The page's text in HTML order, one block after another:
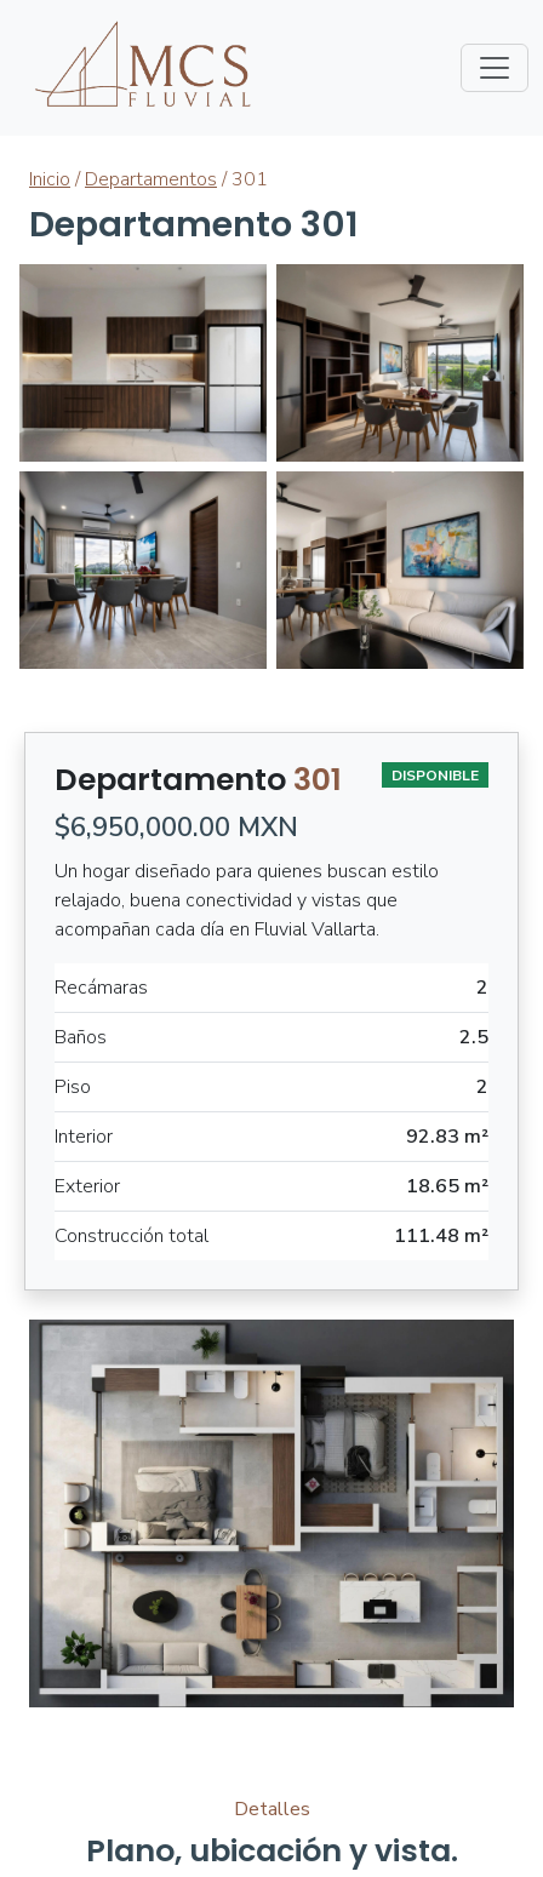
Inicio/Departamentos/ 301
Departamento 301
Departamento 301 DISPONIBLE
$6,950,000.00 MXN
Un hogar diseñado para quienes buscan estilo
relajado, buena conectividad y vistas que
acompañan cada día en Fluvial Vallarta.
Recámaras
2
Baños
2.5
Piso
2
Interior
92.83 m²
Exterior
18.65 m²
Construcción total
111.48 m²
Detalles
Plano, ubicación y vista.